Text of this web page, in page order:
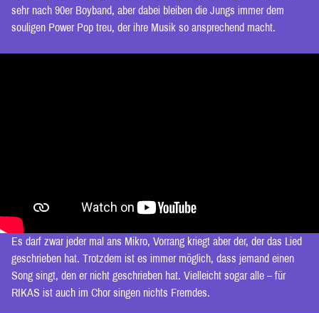
sehr nach 90er Boyband, aber dabei bleiben die Jungs immer dem
souligen Power Pop treu, der ihre Musik so ansprechend macht.
Es darf zwar jeder mal ans Mikro, Vorrang kriegt aber der, der das Lied
geschrieben hat. Trotzdem ist es immer möglich, dass jemand einen
Song singt, den er nicht geschrieben hat. Vielleicht sogar alle – für
RIKAS ist auch im Chor singen nichts Fremdes.